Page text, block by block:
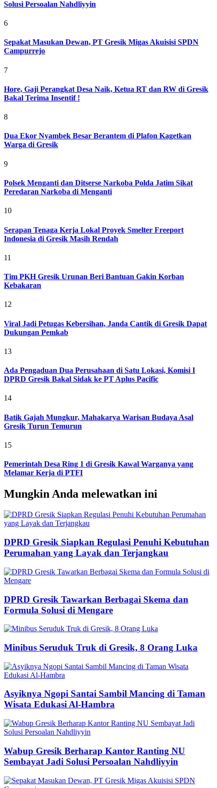
Solusi Persoalan Nahdliyyin
6
Sepakat Masukan Dewan, PT Gresik Migas Akuisisi SPDN
Campurrejo
7
Hore, Gaji Perangkat Desa Naik, Ketua RT dan RW di Gresik
Bakal Terima Insentif !
8
Dua Ekor Nyambek Besar Berantem di Plafon Kagetkan
Warga di Gresik
9
Polsek Menganti dan Ditserse Narkoba Polda Jatim Sikat
Peredaran Narkoba di Menganti
10
Serapan Tenaga Kerja Lokal Proyek Smelter Freeport
Indonesia di Gresik Masih Rendah
11
Tim PKH Gresik Urunan Beri Bantuan Gakin Korban
Kebakaran
12
Viral Jadi Petugas Kebersihan, Janda Cantik di Gresik Dapat
Dukungan Pemkab
13
Ada Pengaduan Dua Perusahaan di Satu Lokasi, Komisi I
DPRD Gresik Bakal Sidak ke PT Aplus Pacific
14
Batik Gajah Mungkur, Mahakarya Warisan Budaya Asal
Gresik Turun Temurun
15
Pemerintah Desa Ring 1 di Gresik Kawal Warganya yang
Melamar Kerja di PTFI
Mungkin Anda melewatkan ini
DPRD Gresik Siapkan Regulasi Penuhi Kebutuhan
Perumahan yang Layak dan Terjangkau
DPRD Gresik Tawarkan Berbagai Skema dan
Formula Solusi di Mengare
Minibus Seruduk Truk di Gresik, 8 Orang Luka
Asyiknya Ngopi Santai Sambil Mancing di Taman
Wisata Edukasi Al-Hambra
Wabup Gresik Berharap Kantor Ranting NU
Sembayat Jadi Solusi Persoalan Nahdliyyin